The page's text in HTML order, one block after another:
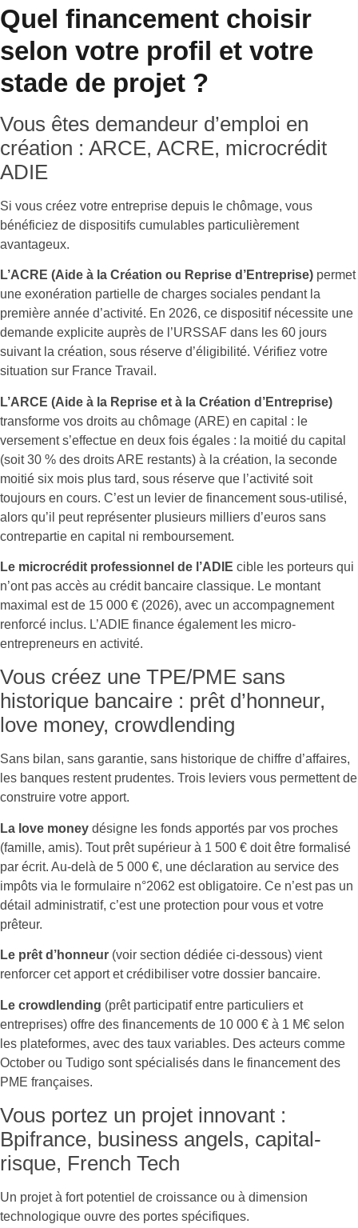
Quel financement choisir
selon votre profil et votre
stade de projet ?
Vous êtes demandeur d’emploi en
création : ARCE, ACRE, microcrédit
ADIE
Si vous créez votre entreprise depuis le chômage, vous
bénéficiez de dispositifs cumulables particulièrement
avantageux.
L’ACRE (Aide à la Création ou Reprise d’Entreprise) permet
une exonération partielle de charges sociales pendant la
première année d’activité. En 2026, ce dispositif nécessite une
demande explicite auprès de l’URSSAF dans les 60 jours
suivant la création, sous réserve d’éligibilité. Vérifiez votre
situation sur France Travail.
L’ARCE (Aide à la Reprise et à la Création d’Entreprise)
transforme vos droits au chômage (ARE) en capital : le
versement s’effectue en deux fois égales : la moitié du capital
(soit 30 % des droits ARE restants) à la création, la seconde
moitié six mois plus tard, sous réserve que l’activité soit
toujours en cours. C’est un levier de financement sous-utilisé,
alors qu’il peut représenter plusieurs milliers d’euros sans
contrepartie en capital ni remboursement.
Le microcrédit professionnel de l’ADIE cible les porteurs qui
n’ont pas accès au crédit bancaire classique. Le montant
maximal est de 15 000 € (2026), avec un accompagnement
renforcé inclus. L’ADIE finance également les micro-
entrepreneurs en activité.
Vous créez une TPE/PME sans
historique bancaire : prêt d’honneur,
love money, crowdlending
Sans bilan, sans garantie, sans historique de chiffre d’affaires,
les banques restent prudentes. Trois leviers vous permettent de
construire votre apport.
La love money désigne les fonds apportés par vos proches
(famille, amis). Tout prêt supérieur à 1 500 € doit être formalisé
par écrit. Au-delà de 5 000 €, une déclaration au service des
impôts via le formulaire n°2062 est obligatoire. Ce n’est pas un
détail administratif, c’est une protection pour vous et votre
prêteur.
Le prêt d’honneur (voir section dédiée ci-dessous) vient
renforcer cet apport et crédibiliser votre dossier bancaire.
Le crowdlending (prêt participatif entre particuliers et
entreprises) offre des financements de 10 000 € à 1 M€ selon
les plateformes, avec des taux variables. Des acteurs comme
October ou Tudigo sont spécialisés dans le financement des
PME françaises.
Vous portez un projet innovant :
Bpifrance, business angels, capital-
risque, French Tech
Un projet à fort potentiel de croissance ou à dimension
technologique ouvre des portes spécifiques.